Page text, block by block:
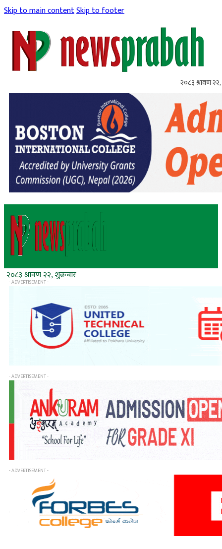
Skip to main contentSkip to footer
२०८३ श्रावण २२,
२०८३ श्रावण २२, शुक्रबार
- ADVERTISEMENT -
- ADVERTISEMENT -
- ADVERTISEMENT -